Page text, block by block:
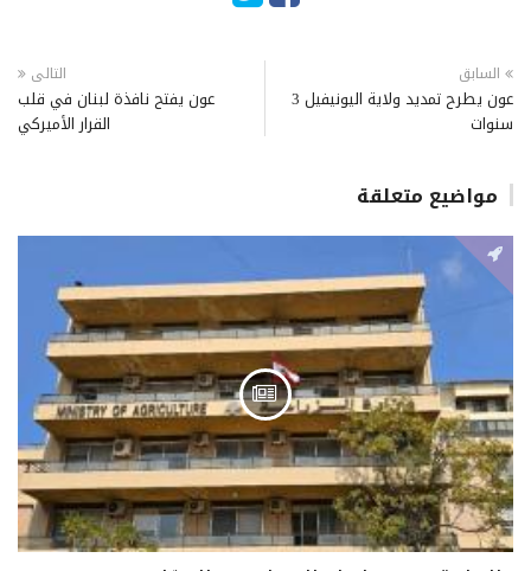
السابق
عون يطرح تمديد ولاية اليونيفيل 3
سنوات
التالى
عون يفتح نافذة لبنان في قلب
القرار الأميركي
مواضيع متعلقة